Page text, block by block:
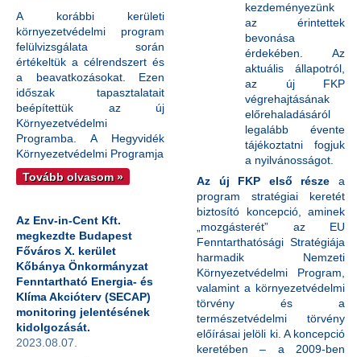
A korábbi kerületi
környezetvédelmi program
felülvizsgálata során
értékeltük a célrendszert és
a beavatkozásokat. Ezen
időszak tapasztalatait
beépítettük az új
Környezetvédelmi
Programba. A Hegyvidék
Környezetvédelmi Programja
Tovább olvasom »
Az Env-in-Cent Kft.
megkezdte Budapest
Főváros X. kerület
Kőbánya Önkormányzat
Fenntartható Energia- és
Klíma Akcióterv (SECAP)
monitoring jelentésének
kidolgozását.
2023.08.07.
kezdeményezünk
az érintettek
bevonása
érdekében. Az
aktuális állapotról,
az új FKP
végrehajtásának
előrehaladásáról
legalább évente
tájékoztatni fogjuk
a nyilvánosságot.
Az új FKP első része a
program stratégiai keretét
biztosító koncepció, aminek
„mozgásterét” az EU
Fenntarthatósági Stratégiája
harmadik Nemzeti
Környezetvédelmi Program,
valamint a környezetvédelmi
törvény és a
természetvédelmi törvény
előírásai jelöli ki. A koncepció
keretében – a 2009-ben